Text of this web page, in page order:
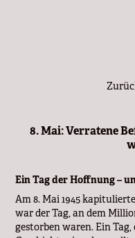
8. Mai: Verratene
Ein Tag der Hoffnung –
Am 8. Mai 1945
war der Tag, an dem
gestorben waren. Ein